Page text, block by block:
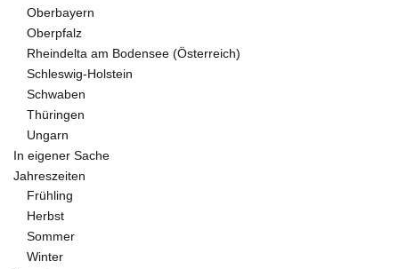
Oberbayern
Oberpfalz
Rheindelta am Bodensee (Österreich)
Schleswig-Holstein
Schwaben
Thüringen
Ungarn
In eigener Sache
Jahreszeiten
Frühling
Herbst
Sommer
Winter